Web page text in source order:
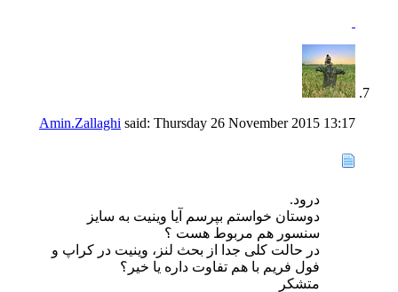
Amin.Zallaghi said: Thursday 26 November 2015 13:17
درود.
دوستان خواستم بپرسم آیا وینیت به سایز
سنسور هم مربوط هست ؟
در حالت کلی جدا از بحث لنز، وینیت در کراپ و
فول فریم با هم تفاوت داره یا خیر؟
متشکر